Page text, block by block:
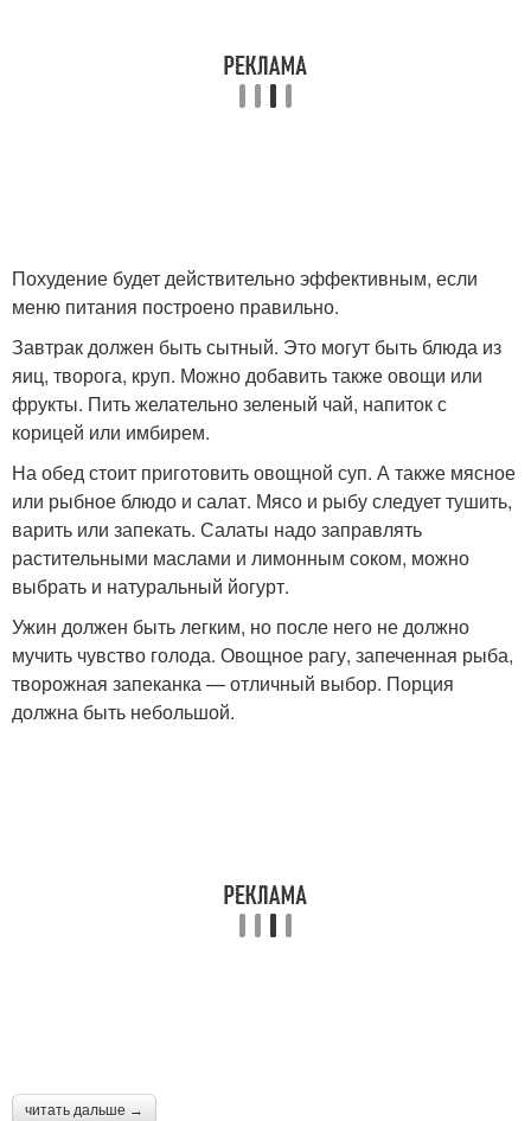
Похудение будет действительно эффективным, если
меню питания построено правильно.
Завтрак должен быть сытный. Это могут быть блюда из
яиц, творога, круп. Можно добавить также овощи или
фрукты. Пить желательно зеленый чай, напиток с
корицей или имбирем.
На обед стоит приготовить овощной суп. А также мясное
или рыбное блюдо и салат. Мясо и рыбу следует тушить,
варить или запекать. Салаты надо заправлять
растительными маслами и лимонным соком, можно
выбрать и натуральный йогурт.
Ужин должен быть легким, но после него не должно
мучить чувство голода. Овощное рагу, запеченная рыба,
творожная запеканка — отличный выбор. Порция
должна быть небольшой.
читать дальше →